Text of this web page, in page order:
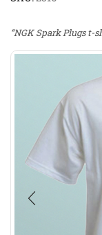
“NGK Spark Plugs t-